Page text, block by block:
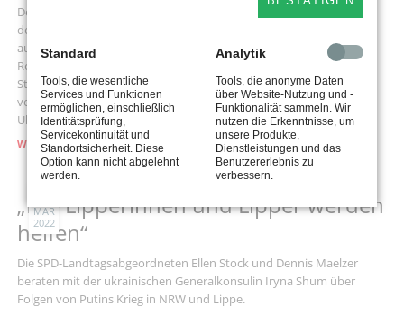
ERZIEHUNGSBERUFE“
Detmold. Der SPD-Landtagsabgeordnete Dennis Maelzer möchte
den Menschen in der Ukraine helfen und hat sich dafür eine Aktion
ausgedacht. Am Freitag, 11. März, wird er ab 11.30 Uhr vor der
Rosental-Galerie in der Detmolder Fußgängerzone (Lange
Straße/Ecke Rosental) Pickert backen und diese gegen eine Spende
verteilen. Das Geld kommt den notleidenden Ukrainerinnen und
Ukrainern zugute.
WEITERLESEN …„PICKERT
FOR
MÄR
2022
„Die Lipperinnen und Lipper werden
helfen“
Die SPD-Landtagsabgeordneten Ellen Stock und Dennis Maelzer
beraten mit der ukrainischen Generalkonsulin Iryna Shum über
Folgen von Putins Krieg in NRW und Lippe.
Standard
Tools, die wesentliche
Services und Funktionen
ermöglichen, einschließlich
Identitätsprüfung,
Servicekontinuität und
Standortsicherheit. Diese
Option kann nicht abgelehnt
werden.
Analytik
Tools, die anonyme Daten
über Website-Nutzung und -
Funktionalität sammeln. Wir
nutzen die Erkenntnisse, um
unsere Produkte,
Dienstleistungen und das
Benutzererlebnis zu
verbessern.